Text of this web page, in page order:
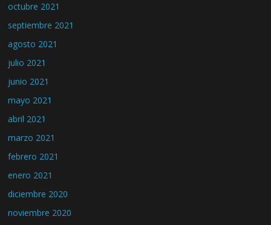
octubre 2021
septiembre 2021
agosto 2021
julio 2021
junio 2021
mayo 2021
abril 2021
marzo 2021
febrero 2021
enero 2021
diciembre 2020
noviembre 2020